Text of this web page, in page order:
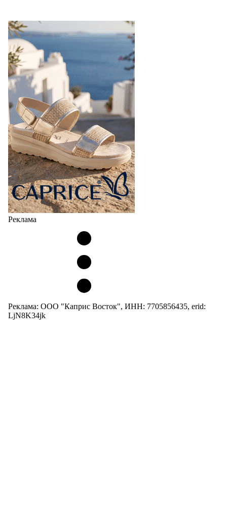
Реклама
Реклама: ООО "Каприс Восток", ИНН: 7705856435, erid:
LjN8K34jk